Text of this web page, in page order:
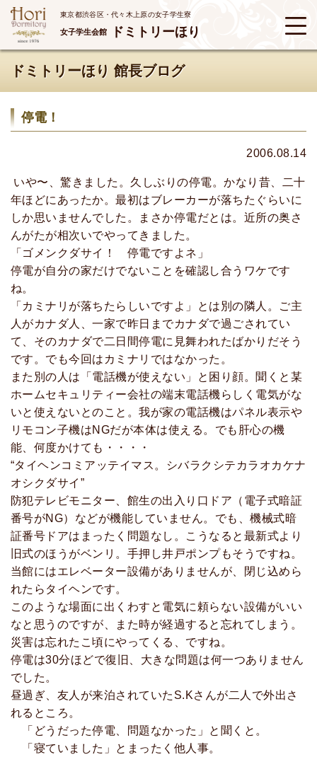
東京都渋谷区・代々木上原の女子学生寮
女子学生会館 ドミトリーほり
ドミトリーほり 館長ブログ
停電！
2006.08.14
いや〜、驚きました。久しぶりの停電。かなり昔、二十
年ほどにあったか。最初はブレーカーが落ちたぐらいに
しか思いませんでした。まさか停電だとは。近所の奥さ
んがたが相次いでやってきました。
「ゴメンクダサイ！ 停電ですよネ」
停電が自分の家だけでないことを確認し合うワケです
ね。
「カミナリが落ちたらしいですよ」とは別の隣人。ご主
人がカナダ人、一家で昨日までカナダで過ごされてい
て、そのカナダで二日間停電に見舞われたばかりだそう
です。でも今回はカミナリではなかった。
また別の人は「電話機が使えない」と困り顔。聞くと某
ホームセキュリティー会社の端末電話機らしく電気がな
いと使えないとのこと。我が家の電話機はパネル表示や
リモコン子機はNGだが本体は使える。でも肝心の機
能、何度かけても・・・・
“タイヘンコミアッテイマス。シバラクシテカラオカケナ
オシクダサイ”
防犯テレビモニター、館生の出入り口ドア（電子式暗証
番号がNG）などが機能していません。でも、機械式暗
証番号ドアはまったく問題なし。こうなると最新式より
旧式のほうがベンリ。手押し井戸ポンプもそうですね。
当館にはエレベーター設備がありませんが、閉じ込めら
れたらタイヘンです。
このような場面に出くわすと電気に頼らない設備がいい
なと思うのですが、また時が経過すると忘れてしまう。
災害は忘れたこ頃にやってくる、ですね。
停電は30分ほどで復旧、大きな問題は何一つありません
でした。
昼過ぎ、友人が来泊されていたS.Kさんが二人で外出さ
れるところ。
「どうだった停電、問題なかった」と聞くと。
「寝ていました」とまったく他人事。